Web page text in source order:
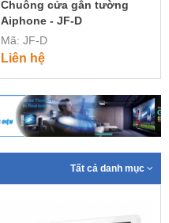
Chuông cửa gắn tường
Aiphone - JF-D
Mã: JF-D
Liên hệ
Tất cả danh mục